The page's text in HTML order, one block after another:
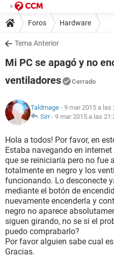
Foros Hardware
Tema Anterior
Mi PC se apagó y no
ventiladores
Cerrado
Taldmage - 9 mar 2015 a las
Sirr- 9 mar 2015 a las
Hola a todos! Por favor, en
Estaba navegando en
que se reiniciaria pero no fue
totalmente en negro y los
funcionando. Lo desconecte
mediante el botón de
nuevamente encenderla y
negro no aparece
siguen girando, no se si el
puedo comprabarlo?
Por favor alguien sabe cual
Gracias.